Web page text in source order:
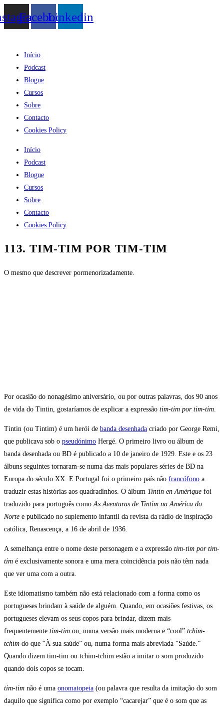
to
FacebookLinkedin
Início
Podcast
Blogue
Cursos
Sobre
Contacto
Cookies Policy
Início
Podcast
Blogue
Cursos
Sobre
Contacto
Cookies Policy
113. TIM-TIM POR TIM-TIM
O mesmo que descrever pormenorizadamente.
Por ocasião do nonagésimo aniversário, ou por outras palavras, dos 90 anos
de vida do Tintin, gostaríamos de explicar a expressão tim-tim por tim-tim.
Tintin (ou Tintim) é um herói de banda desenhada criado por George Remi,
que publicava sob o pseudónimo Hergé. O primeiro livro ou álbum de
banda desenhada ou BD é publicado a 10 de janeiro de 1929. Este e os 23
álbuns seguintes tornaram-se numa das mais populares séries de BD na
Europa do século XX. E Portugal foi o primeiro país não francófono a
traduzir estas histórias aos quadradinhos. O álbum Tintin en Amérique foi
traduzido para português comoAs Aventuras de Tintim na América do
Norte e publicado no suplemento infantil da revista da rádio de inspiração
católica, Renascença, a 16 de abril de 1936.
A semelhança entre o nome deste personagem e a expressão tim-tim por tim-
tim é exclusivamente sonora e uma mera coincidência pois não têm nada
que ver uma com a outra.
Este idiomatismo também não está relacionado com a forma como os
portugueses brindam à saúde de alguém. Quando, em ocasiões festivas, os
portugueses elevam os seus copos para brindar, dizem mais
frequentemente tim-tim ou, numa versão mais moderna e “cool” tchim-
tchim do que “À sua saúde” ou, numa forma mais abreviada “Saúde.”
Quando dizem tim-tim ou tchim-tchim estão a imitar o som produzido
quando dois copos se tocam.
tim-tim não é uma onomatopeia (ou palavra que resulta da imitação do som
daquilo que significa como por exemplo “cacarejar” que é o som que as